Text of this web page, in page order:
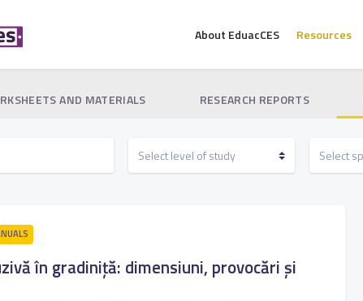
About EduacCES Resources
AND MATERIALS RESEARCH REPORTS
în gradiniță: dimensiuni, provocări și